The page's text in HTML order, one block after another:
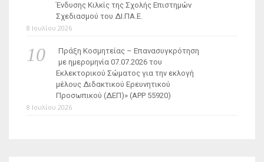
Ένδυσης Κιλκίς της Σχολής Επιστημών
Σχεδιασμού του ΔΙ.ΠΑ.Ε.
8 Ιουλίου 2026
Πράξη Κοσμητείας – Επανασυγκρότηση
με ημερομηνία 07.07.2026 του
Εκλεκτορικού Σώματος για την εκλογή
μέλους Διδακτικού Ερευνητικού
Προσωπικού (ΔΕΠ)» (APP 55920)
8 Ιουλίου 2026